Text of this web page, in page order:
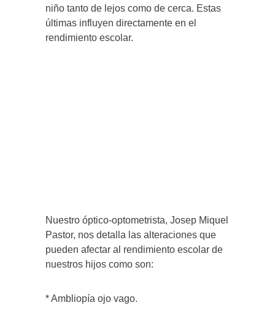
niño tanto de lejos como de cerca. Estas
últimas influyen directamente en el
rendimiento escolar.
Nuestro óptico-optometrista, Josep Miquel
Pastor, nos detalla las alteraciones que
pueden afectar al rendimiento escolar de
nuestros hijos como son:
* Ambliopía ojo vago.